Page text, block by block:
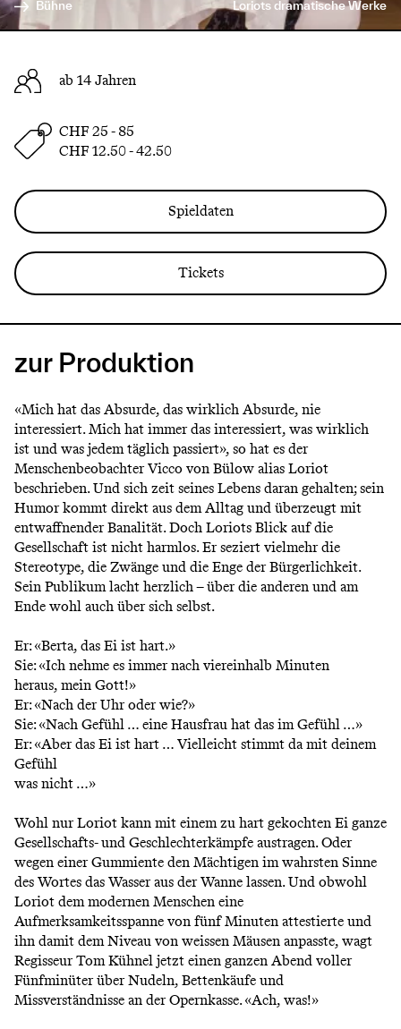
Bühne Loriots dramatische Werke
ab 14 Jahren
CHF 25 - 85
CHF 12.50 - 42.50
Spieldaten
Tickets
zur Produktion
«Mich hat das Absurde, das wirklich Absurde, nie
interessiert. Mich hat immer das interessiert, was wirklich
ist und was jedem täglich passiert», so hat es der
Menschenbeobachter Vicco von Bülow alias Loriot
beschrieben. Und sich zeit seines Lebens daran gehalten; sein
Humor kommt direkt aus dem Alltag und überzeugt mit
entwaffnender Banalität. Doch Loriots Blick auf die
Gesellschaft ist nicht harmlos. Er seziert vielmehr die
Stereotype, die Zwänge und die Enge der Bürgerlichkeit.
Sein Publikum lacht herzlich – über die anderen und am
Ende wohl auch über sich selbst.
Er: «Berta, das Ei ist hart.»
Sie: «Ich nehme es immer nach viereinhalb Minuten
heraus, mein Gott!»
Er: «Nach der Uhr oder wie?»
Sie: «Nach Gefühl … eine Hausfrau hat das im Gefühl …»
Er: «Aber das Ei ist hart … Vielleicht stimmt da mit deinem
Gefühl
was nicht …»
Wohl nur Loriot kann mit einem zu hart gekochten Ei ganze
Gesellschafts- und Geschlechterkämpfe austragen. Oder
wegen einer Gummiente den Mächtigen im wahrsten Sinne
des Wortes das Wasser aus der Wanne lassen. Und obwohl
Loriot dem modernen Menschen eine
Aufmerksamkeitsspanne von fünf Minuten attestierte und
ihn damit dem Niveau von weissen Mäusen anpasste, wagt
Regisseur Tom Kühnel jetzt einen ganzen Abend voller
Fünfminüter über Nudeln, Bettenkäufe und
Missverständnisse an der Opernkasse. «Ach, was!»